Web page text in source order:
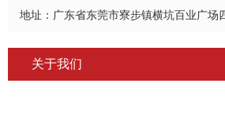
地址： 广东省东莞市寮步镇横坑百业广场
关于我们